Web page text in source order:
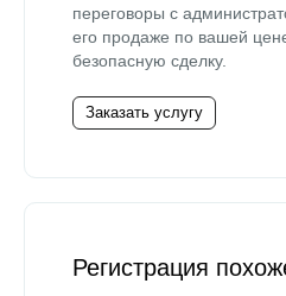
переговоры с
его продаже по вашей
безопасную сделку.
Заказать услугу
Регистрация